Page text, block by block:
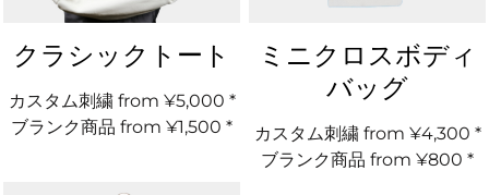
クラシックトート
カスタム刺繍from ¥5,000 *
ブランク商品 from ¥1,500 *
ミニクロスボディ
バッグ
カスタム刺繍from ¥4,300 *
ブランク商品 from ¥800 *